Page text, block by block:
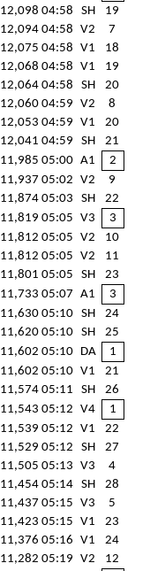
12,098 04:58 SH
19
12,094 04:58 V2
7
12,075 04:58 V1
18
12,068 04:58 V1
19
12,064 04:58 SH
20
12,060 04:59 V2
8
12,053 04:59 V1
20
12,041 04:59 SH
21
11,985 05:00 A1
2
11,937 05:02 V2
9
11,874 05:03 SH
22
11,819 05:05 V3
3
11,812 05:05 V2
10
11,812 05:05 V2
11
11,801 05:05 SH
23
11,733 05:07 A1
3
11,630 05:10 SH
24
11,620 05:10 SH
25
11,602 05:10 DA
1
11,602 05:10 V1
21
11,574 05:11 SH
26
11,543 05:12 V4
1
11,539 05:12 V1
22
11,529 05:12 SH
27
11,505 05:13 V3
4
11,454 05:14 SH
28
11,437 05:15 V3
5
11,423 05:15 V1
23
11,376 05:16 V1
24
11,282 05:19 V2
12